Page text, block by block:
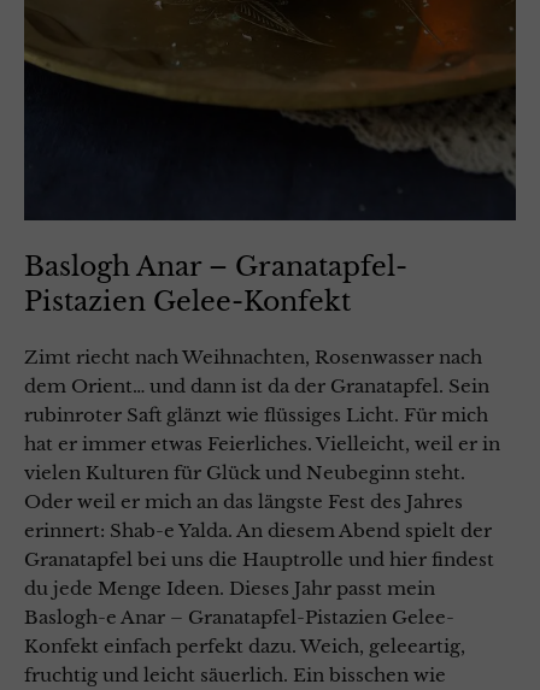
Baslogh Anar – Granatapfel-
Pistazien Gelee-Konfekt
Zimt riecht nach Weihnachten, Rosenwasser nach
dem Orient… und dann ist da der Granatapfel. Sein
rubinroter Saft glänzt wie flüssiges Licht. Für mich
hat er immer etwas Feierliches. Vielleicht, weil er in
vielen Kulturen für Glück und Neubeginn steht.
Oder weil er mich an das längste Fest des Jahres
erinnert: Shab-e Yalda. An diesem Abend spielt der
Granatapfel bei uns die Hauptrolle und hier findest
du jede Menge Ideen. Dieses Jahr passt mein
Baslogh-e Anar – Granatapfel-Pistazien Gelee-
Konfekt einfach perfekt dazu. Weich, geleeartig,
fruchtig und leicht säuerlich. Ein bisschen wie